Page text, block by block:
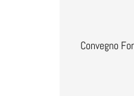
Convegno